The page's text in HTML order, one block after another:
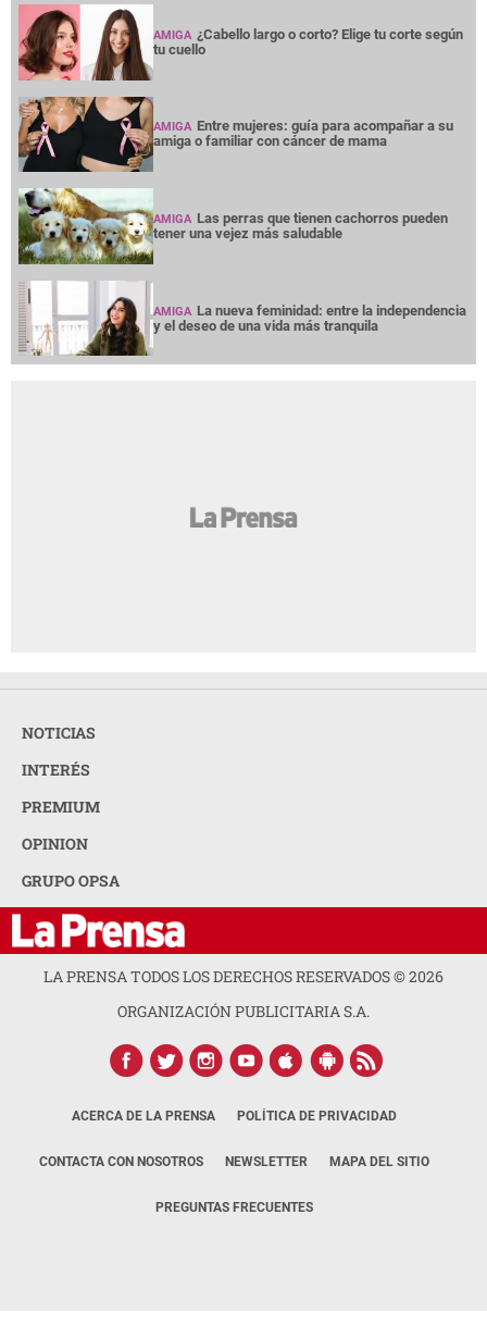
AMIGA ¿Cabello largo o corto? Elige tu corte según
tu cuello
AMIGA Entre mujeres: guía para acompañar a su
amiga o familiar con cáncer de mama
AMIGA Las perras que tienen cachorros pueden
tener una vejez más saludable
AMIGA La nueva feminidad: entre la independencia
y el deseo de una vida más tranquila
NOTICIAS
INTERÉS
PREMIUM
OPINION
GRUPO OPSA
LA PRENSA TODOS LOS DERECHOS RESERVADOS ©2026
ORGANIZACIÓN PUBLICITARIA S.A.
ACERCA DE LA PRENSA POLÍTICA DE PRIVACIDAD
CONTACTA CON NOSOTROS NEWSLETTER MAPA DEL SITIO
PREGUNTAS FRECUENTES